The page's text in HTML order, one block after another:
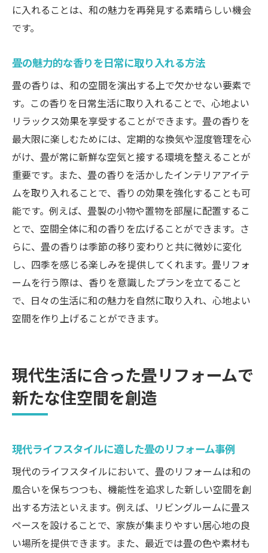
に入れることは、和の魅力を再発見する素晴らしい機会
です。
畳の魅力的な香りを日常に取り入れる方法
畳の香りは、和の空間を演出する上で欠かせない要素で
す。この香りを日常生活に取り入れることで、心地よい
リラックス効果を享受することができます。畳の香りを
最大限に楽しむためには、定期的な換気や湿度管理を心
がけ、畳が常に新鮮な空気と接する環境を整えることが
重要です。また、畳の香りを活かしたインテリアアイテ
ムを取り入れることで、香りの効果を強化することも可
能です。例えば、畳製の小物や置物を部屋に配置するこ
とで、空間全体に和の香りを広げることができます。さ
らに、畳の香りは季節の移り変わりと共に微妙に変化
し、四季を感じる楽しみを提供してくれます。畳リフォ
ームを行う際は、香りを意識したプランを立てること
で、日々の生活に和の魅力を自然に取り入れ、心地よい
空間を作り上げることができます。
現代生活に合った畳リフォームで
新たな住空間を創造
現代ライフスタイルに適した畳のリフォーム事例
現代のライフスタイルにおいて、畳のリフォームは和の
風合いを保ちつつも、機能性を追求した新しい空間を創
出する方法といえます。例えば、リビングルームに畳ス
ペースを設けることで、家族が集まりやすい居心地の良
い場所を提供できます。また、最近では畳の色や素材も